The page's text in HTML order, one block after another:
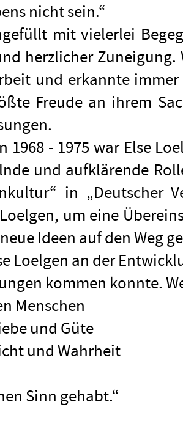
nicht sein.“
mit vielerlei
herzlicher
und erkannte
Freude an ihrem
1968 - 1975 war Else
und aufklärende
in „Deutscher
um eine
Ideen auf den Weg
Loelgen an der
kommen konnte.
Menschen
und Güte
und Wahrheit
Sinn gehabt.“